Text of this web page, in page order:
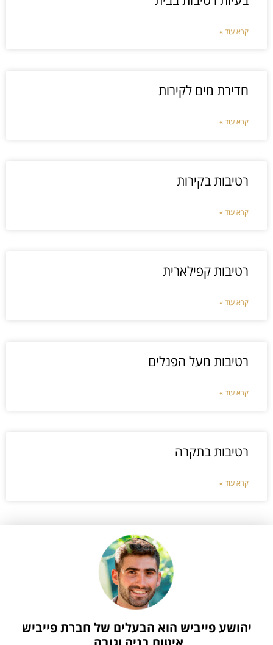
קרא עוד »
חדירת מים לקירות
קרא עוד »
רטיבות בקירות
קרא עוד »
רטיבות קפילארית
קרא עוד »
רטיבות מעל הפנלים
קרא עוד »
רטיבות בתקרה
קרא עוד »
יהושע פייביש הוא הבעלים של חברת פייביש